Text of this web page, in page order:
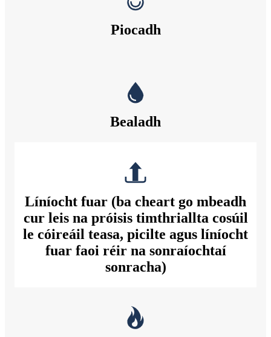
Piocadh
Bealadh
Líníocht fuar (ba cheart go mbeadh
cur leis na próisis timthriallta cosúil
le cóireáil teasa, picilte agus líníocht
fuar faoi réir na sonraíochtaí
sonracha)